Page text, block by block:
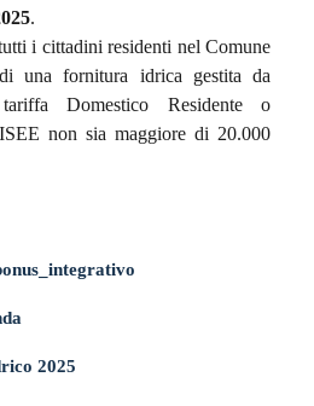
.
i cittadini residenti nel Comune
una fornitura idrica gestita da
Domestico Residente o
non sia maggiore di 20.000
2025